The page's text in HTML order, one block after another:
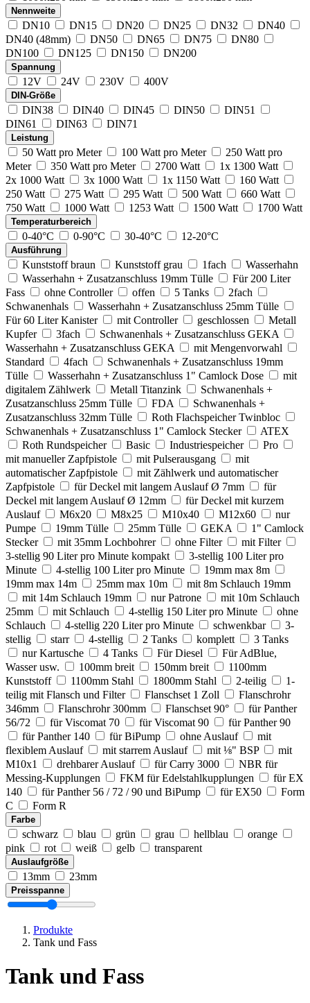
Nennweite
DN10 DN15 DN20 DN25 DN32
DN40
DN40 (48mm)
DN50 DN65 DN75
DN80
DN100
DN125 DN150 DN200
Spannung
12V 24V 230V 400V
DIN-Größe
DIN38 DIN40 DIN45 DIN50
DIN51
DIN61
DIN63 DIN71
Leistung
50 Watt pro Meter 100 Watt pro Meter
250 Watt pro
Meter
350 Watt pro Meter 2700 Watt
1x 1300 Watt
2x 1000 Watt
3x 1000 Watt 1x 1150 Watt
160 Watt
250 Watt
275 Watt 295 Watt 500 Watt
660 Watt
750 Watt
1000 Watt 1253 Watt 1500 Watt 1700 Watt
Temperaturbereich
0-40°C 0-90°C 30-40°C 12-20°C
Ausführung
Kunststoff braun Kunststoff grau 1fach
Wasserhahn
Wasserhahn + Zusatzanschluss 19mm Tülle
Für 200 Liter
Fass
ohne Controller offen 5 Tanks
2fach
Schwanenhals
Wasserhahn + Zusatzanschluss 25mm Tülle
Für 60 Liter Kanister
mit Controller geschlossen
Metall
Kupfer
3fach
Schwanenhals + Zusatzanschluss GEKA
Wasserhahn + Zusatzanschluss GEKA
mit Mengenvorwahl
Standard
4fach
Schwanenhals + Zusatzanschluss 19mm
Tülle
Wasserhahn + Zusatzanschluss 1" Camlock Dose
mit
digitalem Zählwerk
Metall Titanzink
Schwanenhals +
Zusatzanschluss 25mm Tülle
FDA
Schwanenhals +
Zusatzanschluss 32mm Tülle
Roth Flachspeicher Twinbloc
Schwanenhals + Zusatzanschluss 1" Camlock Stecker
ATEX
Roth Rundspeicher
Basic Industriespeicher
Pro
mit manueller Zapfpistole
mit Pulserausgang
mit
automatischer Zapfpistole
mit Zählwerk und automatischer
Zapfpistole
für Deckel mit langem Auslauf Ø 7mm
für
Deckel mit langem Auslauf Ø 12mm
für Deckel mit kurzem
Auslauf
M6x20 M8x25 M10x40 M12x60
nur
Pumpe
19mm Tülle 25mm Tülle GEKA
1" Camlock
Stecker
mit 35mm Lochbohrer ohne Filter
mit Filter
3-stellig 90 Liter pro Minute kompakt
3-stellig 100 Liter pro
Minute
4-stellig 100 Liter pro Minute
19mm max 8m
19mm max 14m
25mm max 10m
mit 8m Schlauch 19mm
mit 14m Schlauch 19mm
nur Patrone
mit 10m Schlauch
25mm
mit Schlauch 4-stellig 150 Liter pro Minute
ohne
Schlauch
4-stellig 220 Liter pro Minute schwenkbar
3-
stellig
starr 4-stellig 2 Tanks komplett
3 Tanks
nur Kartusche
4 Tanks Für Diesel
Für AdBlue,
Wasser usw.
100mm breit 150mm breit
1100mm
Kunststoff
1100mm Stahl 1800mm Stahl 2-teilig
1-
teilig mit Flansch und Filter
Flanschset 1 Zoll
Flanschrohr
346mm
Flanschrohr 300mm Flanschset 90°
für Panther
56/72
für Viscomat 70 für Viscomat 90
für Panther 90
für Panther 140
für BiPump ohne Auslauf
mit
flexiblem Auslauf
mit starrem Auslauf mit ⅛" BSP
mit
M10x1
drehbarer Auslauf für Carry 3000
NBR für
Messing-Kupplungen
FKM für Edelstahlkupplungen
für EX
140
für Panther 56 / 72 / 90 und BiPump für EX50
Form
C
Form R
Farbe
schwarz blau grün grau hellblau
orange
pink
rot weiß gelb transparent
Auslaufgröße
13mm 23mm
Preisspanne
Produkte
Tank und Fass
Tank und Fass